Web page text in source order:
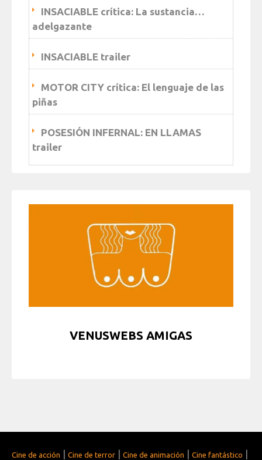
INSACIABLE crítica: La sustancia…
adelgazante
INSACIABLE trailer
MOTOR CITY crítica: El lenguaje de las
piñas
POSESIÓN INFERNAL: EN LLAMAS
trailer
VENUSWEBS AMIGAS
Cine de acción | Cine de terror | Cine de animación | Cine fantástico |